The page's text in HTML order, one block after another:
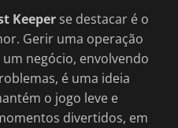
Keeper se destacar é o
Gerir uma operação
negócio, envolvendo
é uma ideia
o jogo leve e
divertidos, em